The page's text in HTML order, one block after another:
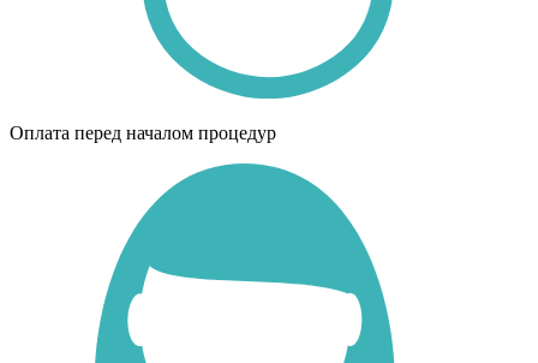
Оплата перед началом процедур